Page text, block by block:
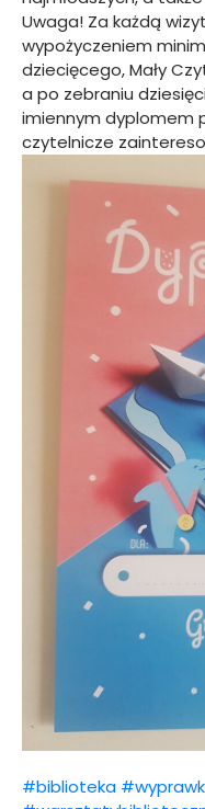
Uwaga! Za każdą
wypożyczeniem
dziecięcego, Mały
a po zebraniu
imiennym dyplomem
czytelnicze
#biblioteka #